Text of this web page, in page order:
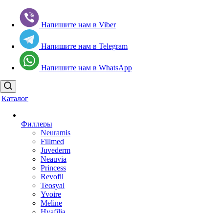
Напишите нам в Viber
Напишите нам в Telegram
Напишите нам в WhatsApp
Каталог
Филлеры
Neuramis
Fillmed
Juvederm
Neauvia
Princess
Revofil
Teosyal
Yvoire
Meline